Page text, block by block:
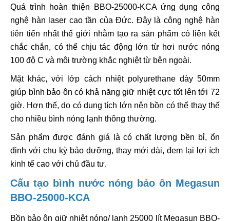
Quá trình hoàn thiện BBO-25000-KCA ứng dụng công
nghệ hàn laser cao tần của Đức. Đây là công nghệ hàn
tiên tiến nhất thế giới nhằm tạo ra sản phẩm có liên kết
chắc chắn, có thể chịu tác động lớn từ hơi nước nóng
100 độ C và môi trường khắc nghiệt từ bên ngoài.
Mặt khác, với lớp cách nhiệt polyurethane dày 50mm
giúp bình bảo ôn có khả năng giữ nhiệt cực tốt lên tới 72
giờ. Hơn thế, do có dung tích lớn nên bồn có thể thay thế
cho nhiều bình nóng lạnh thông thường.
Sản phẩm được đánh giá là có chất lượng bền bỉ, ổn
định với chu kỳ bảo dưỡng, thay mới dài, đem lại lợi ích
kinh tế cao với chủ đầu tư.
Cấu tạo bình nước nóng bảo ôn Megasun
BBO-25000-KCA
Bồn bảo ôn giữ nhiệt nóng/ lạnh 25000 lít Megasun BBO-